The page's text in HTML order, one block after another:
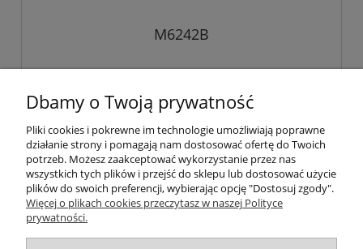
M6242B
zawiera 23% VAT, bez kosztów dostawy
Cena netto:14,63 zł
do koszyka
Dbamy o Twoją prywatność
Pliki cookies i pokrewne im technologie umożliwiają poprawne
działanie strony i pomagają nam dostosować ofertę do Twoich
potrzeb. Możesz zaakceptować wykorzystanie przez nas
wszystkich tych plików i przejść do sklepu lub dostosować użycie
plików do swoich preferencji, wybierając opcję "Dostosuj zgody".
Więcej o plikach cookies przeczytasz w naszej Polityce
prywatności.